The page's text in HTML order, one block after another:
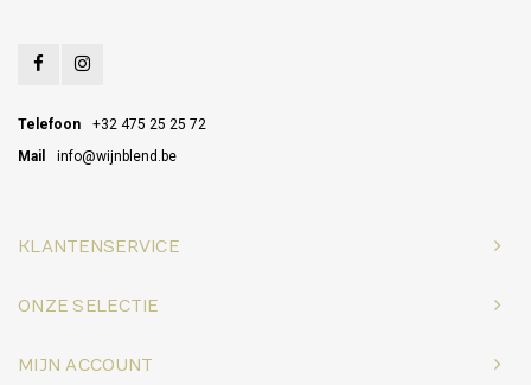
Telefoon
+32 475 25 25 72
Mail
info@wijnblend.be
KLANTENSERVICE
ONZE SELECTIE
MIJN ACCOUNT